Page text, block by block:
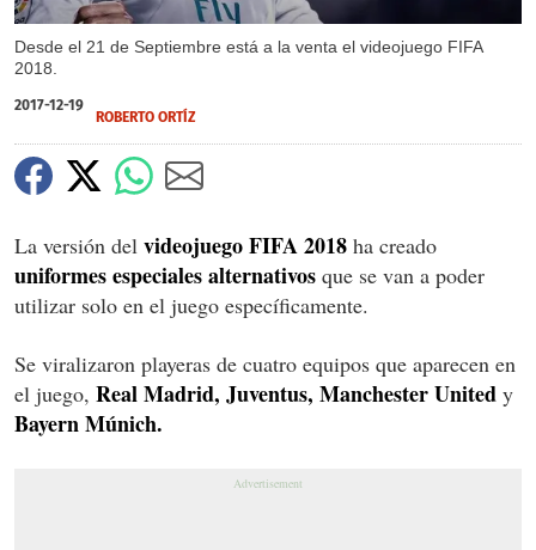
Desde el 21 de Septiembre está a la venta el videojuego FIFA
2018.
2017-12-19
ROBERTO ORTÍZ
La versión del videojuego FIFA 2018 ha creado
uniformes especiales alternativos que se van a poder
utilizar solo en el juego específicamente.
Se viralizaron playeras de cuatro equipos que aparecen en
el juego, Real Madrid, Juventus, Manchester United y
Bayern Múnich.